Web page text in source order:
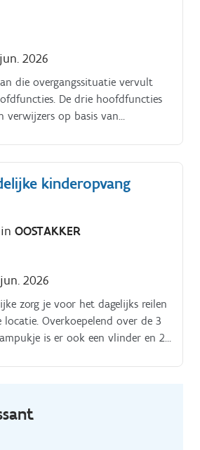
2026
die overgangssituatie vervult
De drie hoofdfuncties
verwijzers op basis van
kinderopvang
in OOSTAKKER
2026
zorg je voor het dagelijks reilen
locatie. Overkoepelend over de 3
is er ook een vlinder en 2
max 1/6.